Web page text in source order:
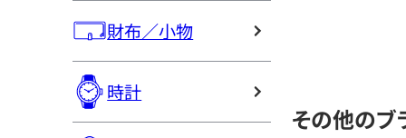
財布／小物
時計
その他のブ